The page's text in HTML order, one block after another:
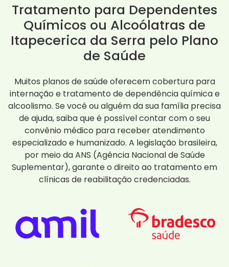
Tratamento para Dependentes
Químicos ou Alcoólatras de
Itapecerica da Serra pelo Plano
de Saúde
Muitos planos de saúde oferecem cobertura para
internação e tratamento de dependência química e
alcoolismo. Se você ou alguém da sua família precisa
de ajuda, saiba que é possível contar com o seu
convênio médico para receber atendimento
especializado e humanizado. A legislação brasileira,
por meio da ANS (Agência Nacional de Saúde
Suplementar), garante o direito ao tratamento em
clínicas de reabilitação credenciadas.